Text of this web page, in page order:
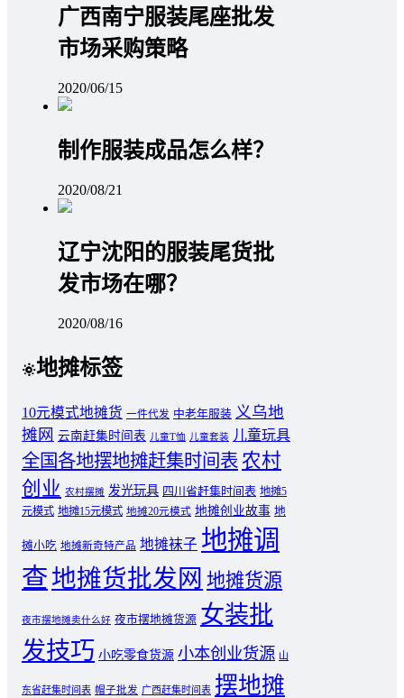
广西南宁服装尾座批发
市场采购策略
2020/06/15
制作服装成品怎么样？
2020/08/21
辽宁沈阳的服装尾货批
发市场在哪？
2020/08/16
地摊标签
10元模式地摊货 一件代发 中老年服装 义乌地
摊网 云南赶集时间表 儿童T恤 儿童套装 儿童玩具
全国各地摆地摊赶集时间表 农村
创业 农村摆摊 发光玩具 四川省赶集时间表 地摊5
元模式 地摊15元模式 地摊20元模式 地摊创业故事 地
摊小吃 地摊新奇特产品 地摊袜子 地摊调
查地摊货批发网 地摊货源
夜市摆地摊卖什么好 夜市摆地摊货源 女装批
发技巧 小吃零食货源 小本创业货源 山
东省赶集时间表 帽子批发 广西赶集时间表 摆地摊